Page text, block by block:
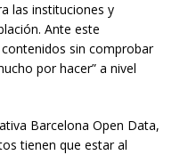
las instituciones y
Ante este
sin comprobar
por hacer” a nivel
Barcelona Open Data,
tienen que estar al